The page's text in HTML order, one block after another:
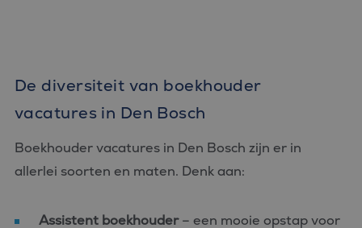
De diversiteit van boekhouder
vacatures in Den Bosch
Boekhouder vacatures in Den Bosch zijn er in
allerlei soorten en maten. Denk aan:
Assistent boekhouder– een mooie opstap voor